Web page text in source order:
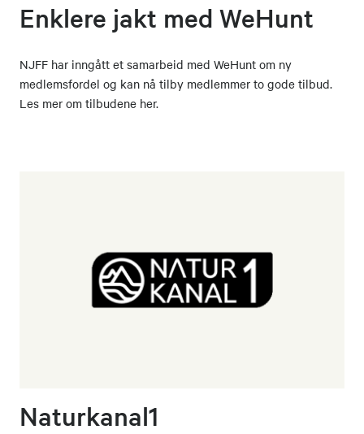
Enklere jakt med WeHunt
NJFF har inngått et samarbeid med WeHunt om ny
medlemsfordel og kan nå tilby medlemmer to gode tilbud.
Les mer om tilbudene her.
Naturkanal1